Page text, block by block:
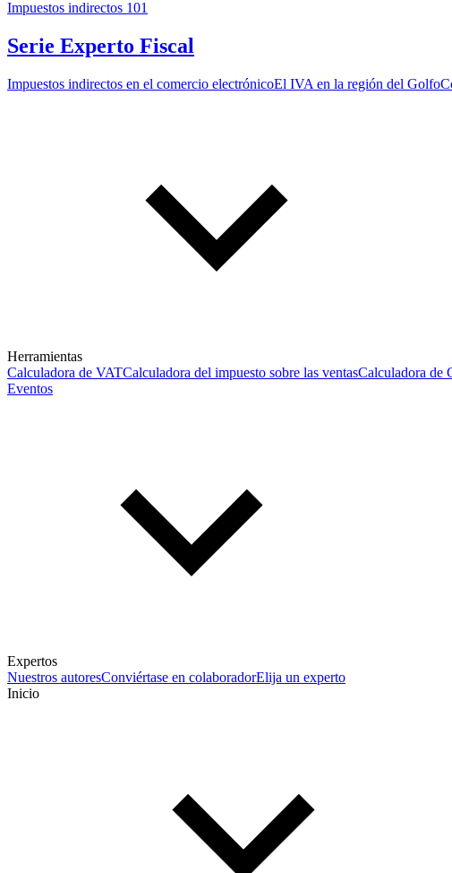
Impuestos indirectos 101
Serie Experto Fiscal
Impuestos indirectos en el comercio electrónicoEl IVA en la región del Golfo
Herramientas
Calculadora de VATCalculadora del impuesto sobre las ventasCalculadora de
Eventos
Expertos
Nuestros autoresConviértase en colaboradorElija un experto
Inicio